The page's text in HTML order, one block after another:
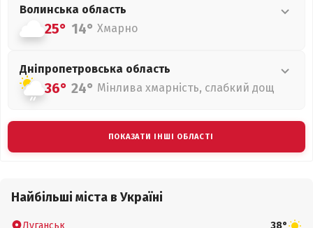
Волинська область
25° 14° Хмарно
Дніпропетровська область
36° 24° Мінлива хмарність, слабкий дощ
ПОКАЗАТИ ІНШІ ОБЛАСТІ
Найбільші міста в Україні
Луганськ 38°